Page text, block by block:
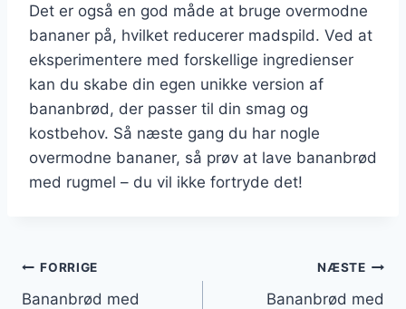
Det er også en god måde at bruge overmodne
bananer på, hvilket reducerer madspild. Ved at
eksperimentere med forskellige ingredienser
kan du skabe din egen unikke version af
bananbrød, der passer til din smag og
kostbehov. Så næste gang du har nogle
overmodne bananer, så prøv at lave bananbrød
med rugmel – du vil ikke fortryde det!
Indlægsnavigation
FORRIGE
Bananbrød med
NÆSTE
Bananbrød med